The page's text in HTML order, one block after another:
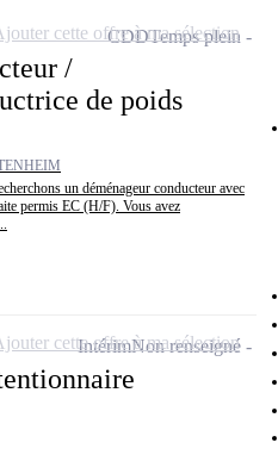
/
de poids
un déménageur conducteur avec
permis EC (H/F). Vous avez
CDDTemps plein
cette offre à ma sélection
IntérimNon renseigné
cette offre à ma sélection